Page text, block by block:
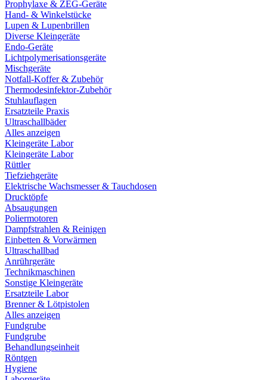
Prophylaxe & ZEG-Geräte
Hand- & Winkelstücke
Lupen & Lupenbrillen
Diverse Kleingeräte
Endo-Geräte
Lichtpolymerisationsgeräte
Mischgeräte
Notfall-Koffer & Zubehör
Thermodesinfektor-Zubehör
Stuhlauflagen
Ersatzteile Praxis
Ultraschallbäder
Alles anzeigen
Kleingeräte Labor
Kleingeräte Labor
Rüttler
Tiefziehgeräte
Elektrische Wachsmesser & Tauchdosen
Drucktöpfe
Absaugungen
Poliermotoren
Dampfstrahlen & Reinigen
Einbetten & Vorwärmen
Ultraschallbad
Anrührgeräte
Technikmaschinen
Sonstige Kleingeräte
Ersatzteile Labor
Brenner & Lötpistolen
Alles anzeigen
Fundgrube
Fundgrube
Behandlungseinheit
Röntgen
Hygiene